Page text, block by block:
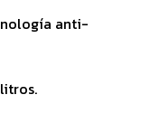
anti-